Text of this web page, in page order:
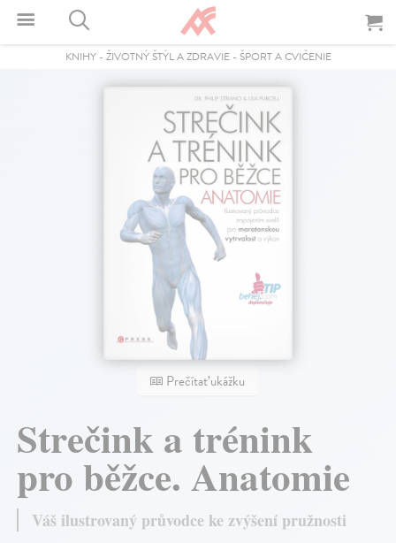
KNIHY- ŽIVOTNÝ ŠTÝL A ZDRAVIE- ŠPORT A CVIČENIE
Prečítať ukážku
Strečink a trénink
pro běžce. Anatomie
Váš ilustrovaný průvodce ke zvýšení pružnosti